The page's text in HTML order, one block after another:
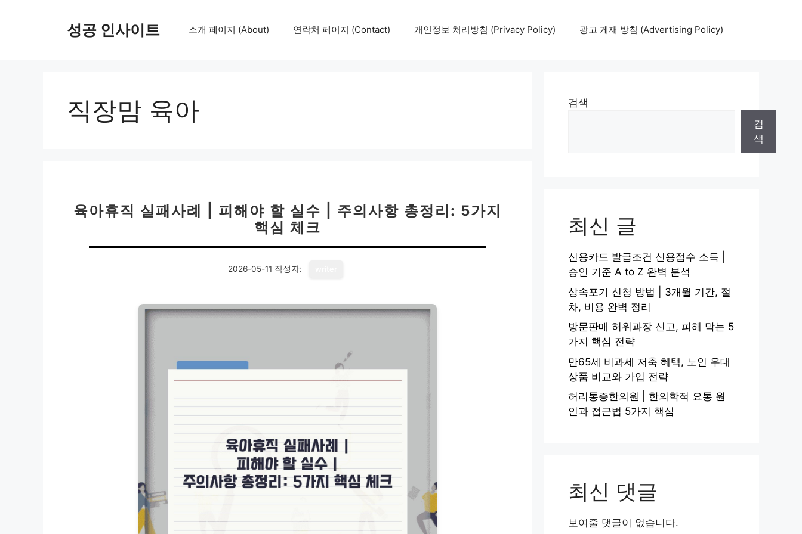
성공 인사이트 소개 페이지 (About) 연락처 페이지 (Contact) 개인정보 처리방침 (Privacy Policy) 광고 게재 방침 (Advertising Policy)
직장맘 육아
육아휴직 실패사례 | 피해야 할 실수 | 주의사항 총정리: 5가지
핵심 체크
2026-05-11 작성자:
검색
검
색
최신 글
신용카드 발급조건 신용점수 소득 |
승인 기준 A to Z 완벽 분석
상속포기 신청 방법 | 3개월 기간, 절
차, 비용 완벽 정리
방문판매 허위과장 신고, 피해 막는 5
가지 핵심 전략
만65세 비과세 저축 혜택, 노인 우대
상품 비교와 가입 전략
허리통증한의원 | 한의학적 요통 원
인과 접근법 5가지 핵심
최신 댓글
보여줄 댓글이 없습니다.